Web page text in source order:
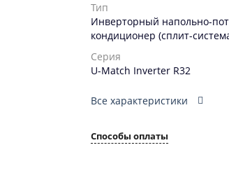
Тип
Инверторный напольно-
кондиционер (сплит-
Серия
U-Match Inverter R32
Все характеристики
Способы оплаты